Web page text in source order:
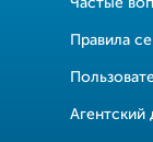
Частые
Правила
Агентский